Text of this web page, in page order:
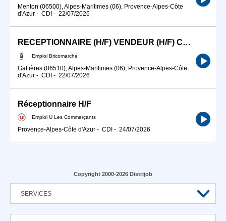
Menton (06500), Alpes-Maritimes (06), Provence-Alpes-Côte
d'Azur - CDI - 22/07/2026
RECEPTIONNAIRE (H/F) VENDEUR (H/F) CARISTE
Emploi Bricomarché
Gattières (06510), Alpes-Maritimes (06), Provence-Alpes-Côte
d'Azur - CDI - 22/07/2026
Réceptionnaire H/F
Emploi U Les Commerçants
Provence-Alpes-Côte d'Azur - CDI - 24/07/2026
Copyright 2000-2026 Distrijob
SERVICES